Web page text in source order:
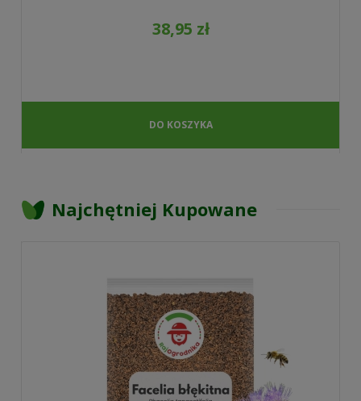
38,95 zł
DO KOSZYKA
Najchętniej Kupowane